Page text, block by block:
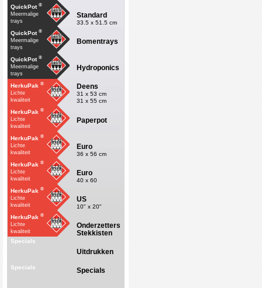
QuickPot ®
Meermalige
trays
Standard
33.5 x 51.5 cm
QuickPot ®
Meermalige
trays
Bomentrays
QuickPot ®
Meermalige
trays
Hydroponics
HerkuPak ®
Lichte
kwaliteit
Deens
31 x 53 cm
31 x 55 cm
HerkuPak ®
Lichte
kwaliteit
Paperpot
HerkuPak ®
Lichte
kwaliteit
Euro
36 x 56 cm
HerkuPak ®
Lichte
kwaliteit
Euro
40 x 60
HerkuPak ®
Lichte
kwaliteit
US
10" x 20"
HerkuPak ®
Lichte
kwaliteit
Onderzetters
Stekkisten
Specials
Uitdrukken
Specials Specials